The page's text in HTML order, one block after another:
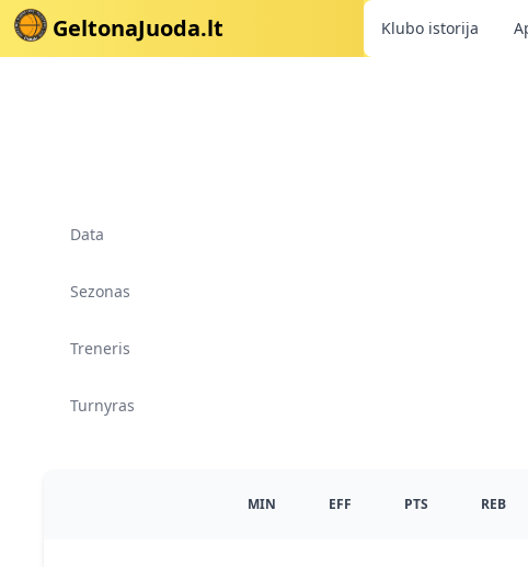
GeltonaJuoda.lt Klubo istorija
Data
Sezonas
Treneris
Turnyras
MIN EFF PTS REB